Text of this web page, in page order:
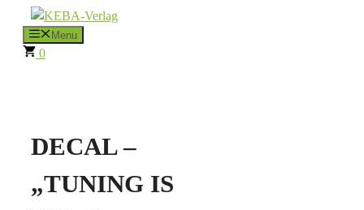
Inhalt
springen
Menu
0
DECAL –
„TUNING IS